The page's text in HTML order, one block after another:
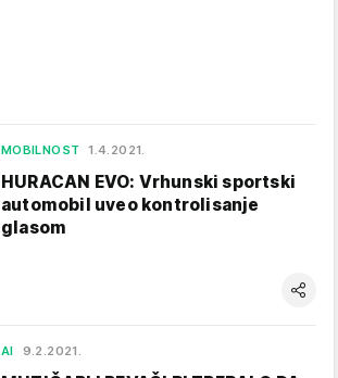
MOBILNOST 1.4.2021.
HURACAN EVO: Vrhunski sportski
automobil uveo kontrolisanje
glasom
AI 9.2.2021.